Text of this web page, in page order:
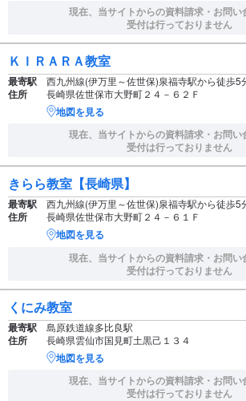
現在、当サイトからの資料請求・お問い
受付は行っておりません
ＫＩＲＡＲＡ教室
最寄駅 西九州線(伊万里～佐世保)泉福寺駅から徒歩5
住所 長崎県佐世保市大野町２４－６２Ｆ
地図を見る
現在、当サイトからの資料請求・お問い
受付は行っておりません
きらら教室【長崎県】
最寄駅 西九州線(伊万里～佐世保)泉福寺駅から徒歩5
住所 長崎県佐世保市大野町２４－６１Ｆ
地図を見る
現在、当サイトからの資料請求・お問い
受付は行っておりません
くにみ教室
最寄駅 島原鉄道線多比良駅
住所 長崎県雲仙市国見町土黒己１３４
地図を見る
現在、当サイトからの資料請求・お問い
受付は行っておりません